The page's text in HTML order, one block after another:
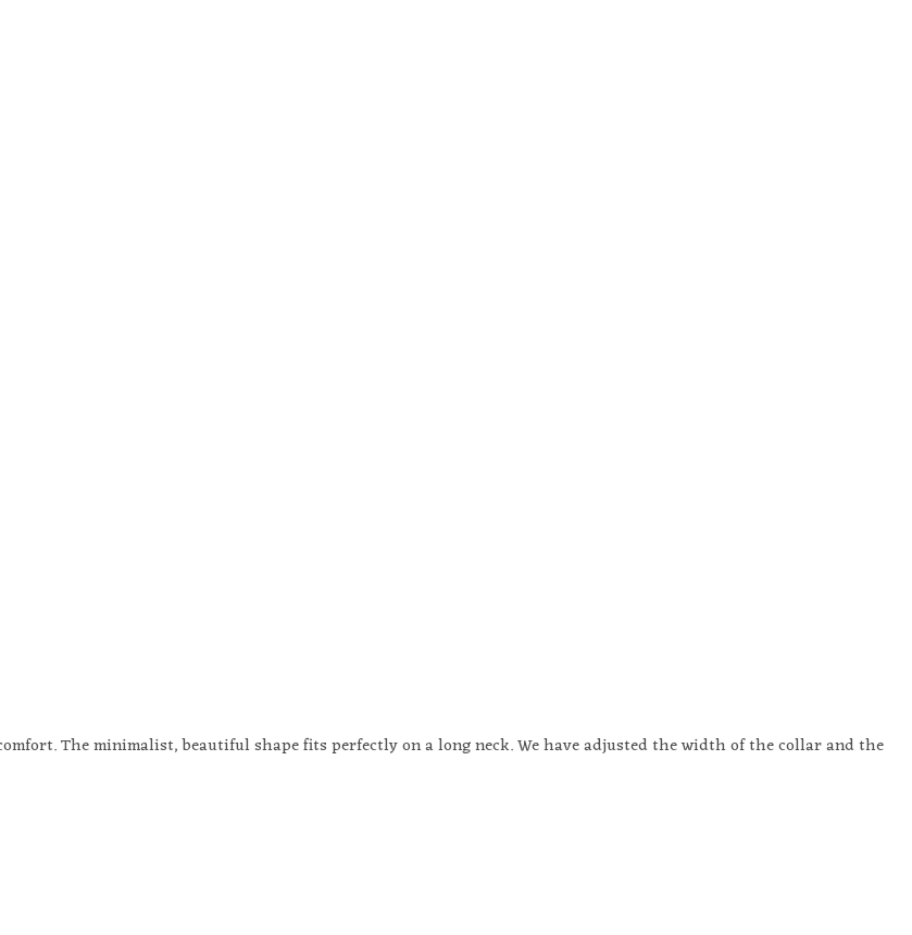
The minimalist, beautiful shape fits perfectly on a long neck. We have adjusted the width of the collar and the